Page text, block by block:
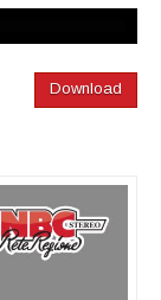
Download